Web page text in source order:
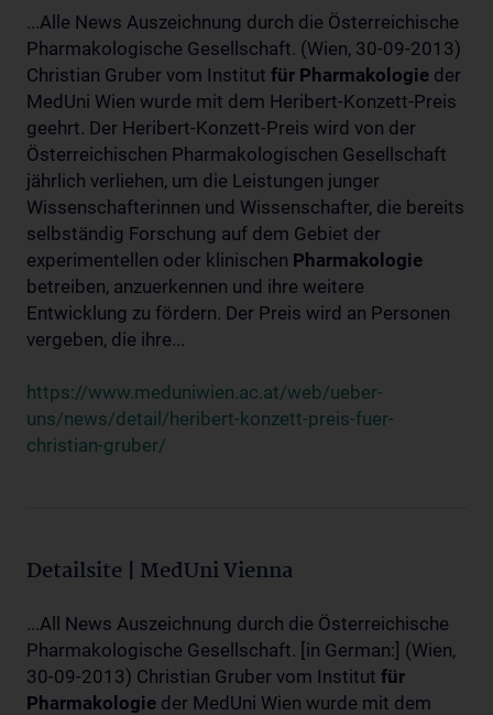
...Alle News Auszeichnung durch die Österreichische
Pharmakologische Gesellschaft. (Wien, 30-09-2013)
Christian Gruber vom Institut für Pharmakologie der
MedUni Wien wurde mit dem Heribert-Konzett-Preis
geehrt. Der Heribert-Konzett-Preis wird von der
Österreichischen Pharmakologischen Gesellschaft
jährlich verliehen, um die Leistungen junger
Wissenschafterinnen und Wissenschafter, die bereits
selbständig Forschung auf dem Gebiet der
experimentellen oder klinischen Pharmakologie
betreiben, anzuerkennen und ihre weitere
Entwicklung zu fördern. Der Preis wird an Personen
vergeben, die ihre...
https://www.meduniwien.ac.at/web/ueber-
uns/news/detail/heribert-konzett-preis-fuer-
christian-gruber/
Detailsite | MedUni Vienna
...All News Auszeichnung durch die Österreichische
Pharmakologische Gesellschaft. [in German:] (Wien,
30-09-2013) Christian Gruber vom Institut für
Pharmakologie der MedUni Wien wurde mit dem